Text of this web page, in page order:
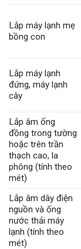
Lắp máy lạnh mẹ
bồng con
Lắp máy lạnh
đứng, máy lạnh
cây
Lắp âm ống
đồng trong tường
hoặc trên trần
thạch cao, la
phông (tính theo
mét)
Lắp âm dây điện
nguồn và ống
nước thải máy
lạnh (tính theo
mét)